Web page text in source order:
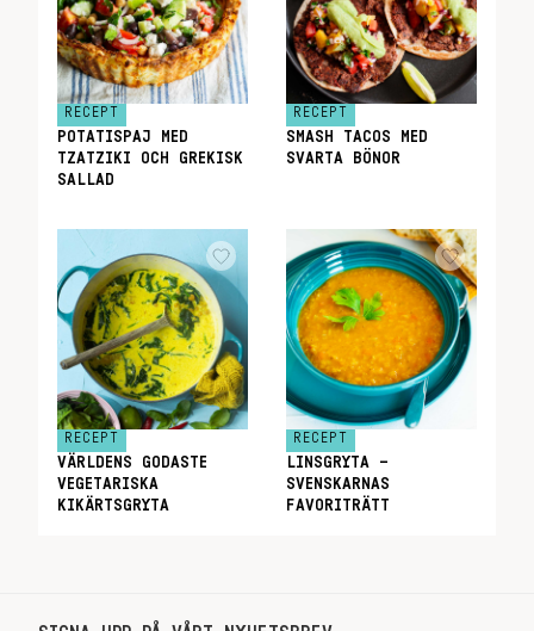
RECEPT
POTATISPAJ MED
TZATZIKI OCH GREKISK
SALLAD
RECEPT
SMASH TACOS MED
SVARTA BÖNOR
RECEPT
VÄRLDENS GODASTE
VEGETARISKA
KIKÄRTSGRYTA
RECEPT
LINSGRYTA –
SVENSKARNAS
FAVORITRÄTT